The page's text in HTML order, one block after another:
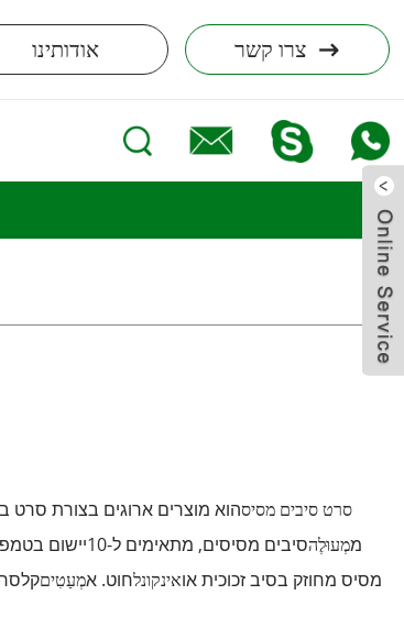
אודותינו צרו קשר
סרט סיבים מסיסהוא מוצרים ארוגים בצורת סרט
ממְעוּלֶהסיבים מסיסים, מתאימים ל-10
מסיס מחוזק בסיב זכוכית אואינקונלחוט. אמְעַטִים